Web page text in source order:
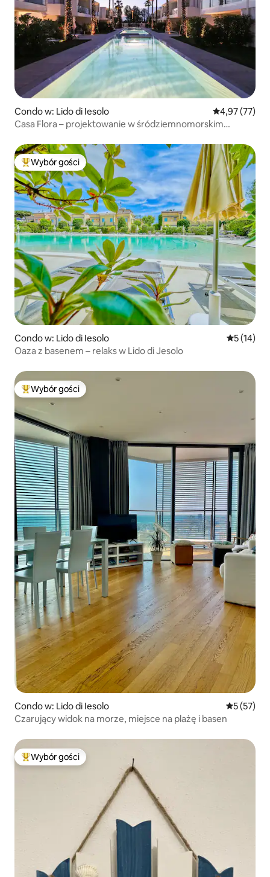
Condo w: Lido di Iesolo Średnia
4,97 (77)
Casa Flora – projektowanie w śródziemnomorskim
Najpopularniejsze z kategorii Wybór gości
Wybór gości
Condo w: Lido di Iesolo Średnia
5 (14)
Oaza z basenem – relaks w Lido di Jesolo
Najpopularniejsze z kategorii Wybór gości
Wybór gości
Condo w: Lido di Iesolo Średnia
5 (57)
Czarujący widok na morze, miejsce na plażę i basen
Najpopularniejsze z kategorii Wybór gości
Wybór gości